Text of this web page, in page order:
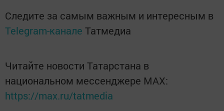
Следите за самым важным и интересным в
Telegram-канале Татмедиа
Читайте новости Татарстана в
национальном мессенджере MАХ:
https://max.ru/tatmedia